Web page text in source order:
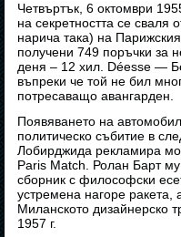
Четвъртък, 6 октомври
на секретността се сваля
нарича така) на
получени 749 поръчки за
деня – 12 хил. Déesse —
въпреки че той не бил
потресаващо авангарден.
Появяването на
политическо събитие в
Лобирджида рекламира
Paris Match. Ролан Барт
сборник с философски
устремена нагоре ракета,
Миланското дизайнерско
1957 г.